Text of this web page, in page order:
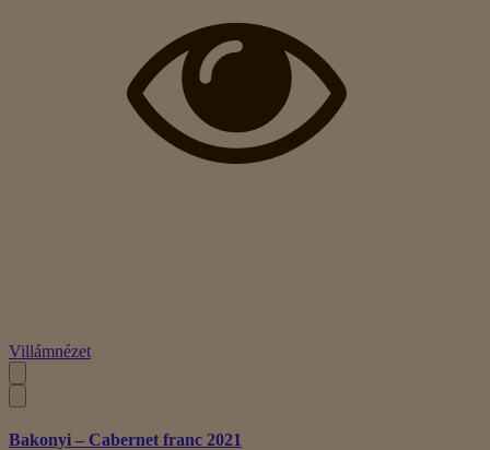
Villámnézet
Bakonyi – Cabernet franc 2021